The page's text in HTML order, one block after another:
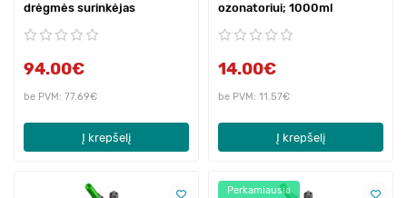
drėgmės surinkėjas
94.00€
be PVM: 77.69€
Į krepšelį
ozonatoriui; 1000ml
14.00€
be PVM: 11.57€
Į krepšelį
Perkamiausia